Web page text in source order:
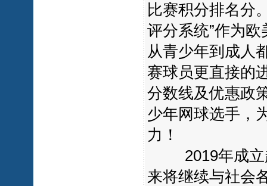
比赛积分排名分
评分系统”作为
从青少年到成人
赛球员更直接的
分数线及优惠政
少年网球选手，
力！
2019年成立越
来将继续与社会